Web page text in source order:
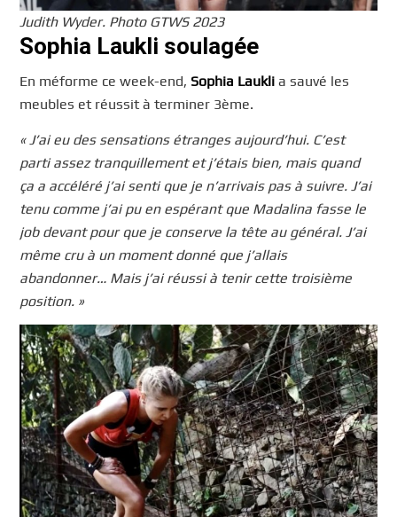
Judith Wyder. Photo GTWS 2023
Sophia Laukli soulagée
En méforme ce week-end, Sophia Laukli a sauvé les
meubles et réussit à terminer 3ème.
« J’ai eu des sensations étranges aujourd’hui. C’est
parti assez tranquillement et j’étais bien, mais quand
ça a accéléré j’ai senti que je n’arrivais pas à suivre. J’ai
tenu comme j’ai pu en espérant que Madalina fasse le
job devant pour que je conserve la tête au général. J’ai
même cru à un moment donné que j’allais
abandonner… Mais j’ai réussi à tenir cette troisième
position. »